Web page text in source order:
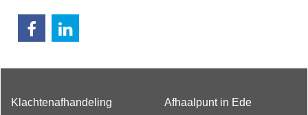
Klachtenafhandeling
Afhaalpunt in Ede